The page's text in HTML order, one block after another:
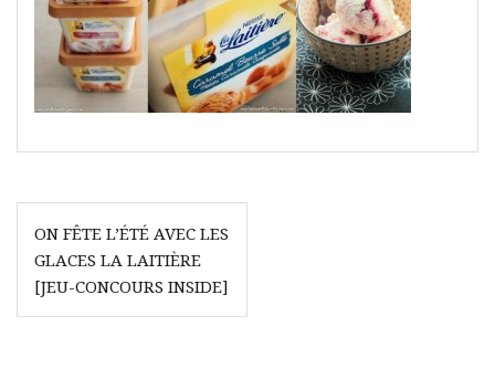
Navigation
de
l’article
ON FÊTE L’ÉTÉ AVEC LES
GLACES LA LAITIÈRE
[JEU-CONCOURS INSIDE]